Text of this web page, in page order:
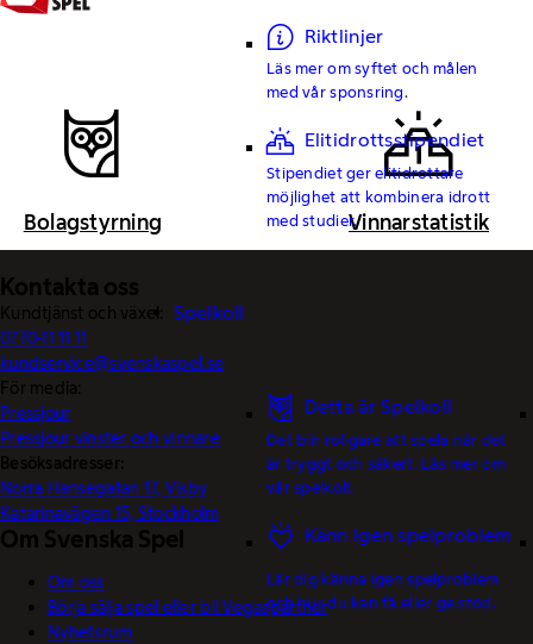
Riktlinjer
Läs mer om syftet och målen
med vår sponsring.
Elitidrottsstipendiet
Stipendiet ger elitidrottare
möjlighet att kombinera idrott
med studier.
Spelkoll
Detta är Spelkoll
Det blir roligare att spela när det
är tryggt och säkert. Läs mer om
vår spelkoll.
Känn igen spelproblem
Lär dig känna igen spelproblem
och hur du kan få eller ge stöd.
Bolagstyrning Vinnarstatistik
Kontakta oss
Kundtjänst och växel:
0770-11 11 11
kundservice@svenskaspel.se
För media:
Pressjour
Pressjour vinster och vinnare
Besöksadresser:
Norra Hansegatan 17, Visby
Katarinavägen 15, Stockholm
Om Svenska Spel
Om oss
Börja sälja spel eller bli Vegaspartner
Nyhetsrum